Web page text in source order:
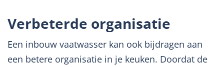
Verbeterde organisatie
Een inbouw vaatwasser kan ook bijdragen aan
een betere organisatie in je keuken. Doordat de